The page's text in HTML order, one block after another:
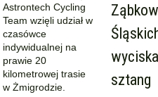
Astrontech Cycling
Team wzięli udział w
czasówce
indywidualnej na
prawie 20
kilometrowej trasie
w Żmigrodzie.
sztang